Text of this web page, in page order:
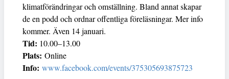
klimatförändringar och omställning. Bland annat skapar
de en podd och ordnar offentliga föreläsningar. Mer info
kommer. Även 14 januari.
Tid: 10.00–13.00
Plats: Online
Info: www.facebook.com/events/375305693875723